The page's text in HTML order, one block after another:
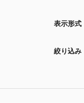
表示形式
絞り込み